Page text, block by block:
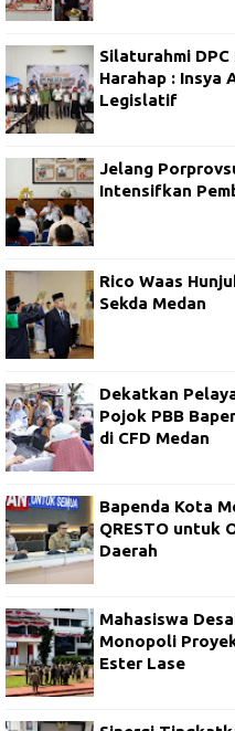
Silaturahmi
Harahap : Insya
Legislatif
Jelang
Intensifkan
Rico Waas
Sekda Medan
Dekatkan
Pojok PBB
di CFD Medan
Bapenda Kota
QRESTO untuk
Daerah
Mahasiswa
Monopoli
Ester Lase